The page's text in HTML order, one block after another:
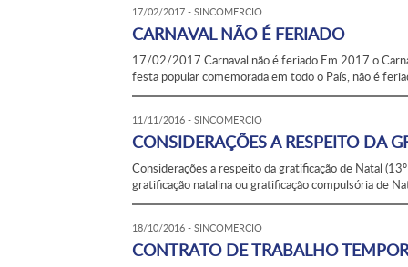
17/02/2017 - SINCOMERCIO
CARNAVAL NÃO É FERIADO
17/02/2017 Carnaval não é feriado Em 2017 o
festa popular comemorada em todo o País, não é
11/11/2016 - SINCOMERCIO
CONSIDERAÇÕES A RESPEITO DA
Considerações a respeito da gratificação de Natal
gratificação natalina ou gratificação compulsória de
18/10/2016 - SINCOMERCIO
CONTRATO DE TRABALHO